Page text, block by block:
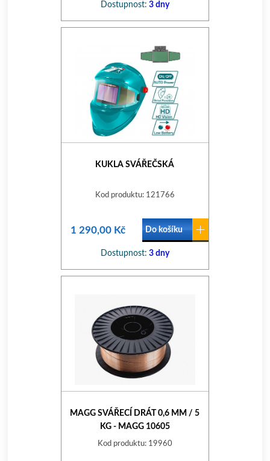
Dostupnost: 3 dny
KUKLA SVÁŘEČSKÁ
Kod produktu: 121766
1 290,00 Kč Do košíku
Dostupnost: 3 dny
MAGG SVÁŘECÍ DRÁT 0,6 MM / 5
KG - MAGG 10605
Kod produktu: 19960